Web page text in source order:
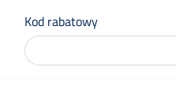
Kod rabatowy